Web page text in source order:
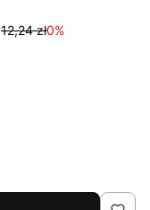
12,24 zł0%